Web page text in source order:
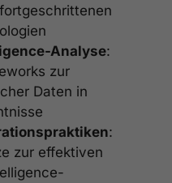
Analyse:
zur
Daten in
:
zur effektiven